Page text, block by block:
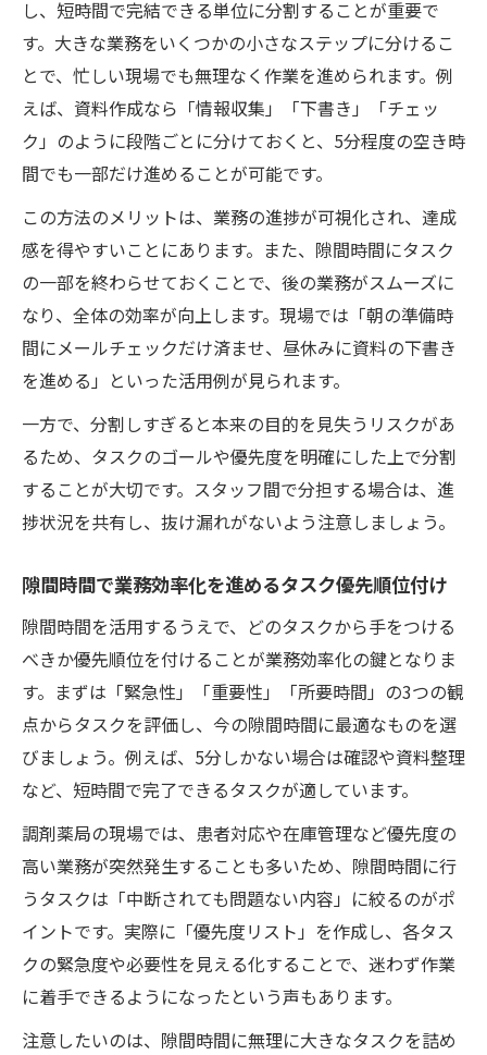
し、短時間で完結できる単位に分割することが重要で
す。大きな業務をいくつかの小さなステップに分けるこ
とで、忙しい現場でも無理なく作業を進められます。例
えば、資料作成なら「情報収集」「下書き」「チェッ
ク」のように段階ごとに分けておくと、5分程度の空き時
間でも一部だけ進めることが可能です。
この方法のメリットは、業務の進捗が可視化され、達成
感を得やすいことにあります。また、隙間時間にタスク
の一部を終わらせておくことで、後の業務がスムーズに
なり、全体の効率が向上します。現場では「朝の準備時
間にメールチェックだけ済ませ、昼休みに資料の下書き
を進める」といった活用例が見られます。
一方で、分割しすぎると本来の目的を見失うリスクがあ
るため、タスクのゴールや優先度を明確にした上で分割
することが大切です。スタッフ間で分担する場合は、進
捗状況を共有し、抜け漏れがないよう注意しましょう。
隙間時間で業務効率化を進めるタスク優先順位付け
隙間時間を活用するうえで、どのタスクから手をつける
べきか優先順位を付けることが業務効率化の鍵となりま
す。まずは「緊急性」「重要性」「所要時間」の3つの観
点からタスクを評価し、今の隙間時間に最適なものを選
びましょう。例えば、5分しかない場合は確認や資料整理
など、短時間で完了できるタスクが適しています。
調剤薬局の現場では、患者対応や在庫管理など優先度の
高い業務が突然発生することも多いため、隙間時間に行
うタスクは「中断されても問題ない内容」に絞るのがポ
イントです。実際に「優先度リスト」を作成し、各タス
クの緊急度や必要性を見える化することで、迷わず作業
に着手できるようになったという声もあります。
注意したいのは、隙間時間に無理に大きなタスクを詰め